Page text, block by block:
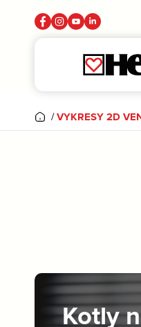
/VYKRESY 2D
Kotly